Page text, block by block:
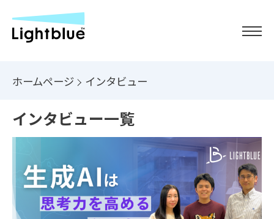
ホームページ インタビュー
インタビュー一覧